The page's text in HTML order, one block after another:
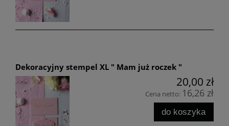
Dekoracyjny stempel XL " Mam już roczek "
20,00 zł
Cena netto: 16,26 zł
do koszyka